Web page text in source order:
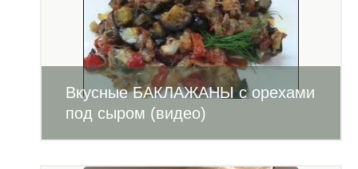
Вкусные БАКЛАЖАНЫ с орехами
под сыром (видео)